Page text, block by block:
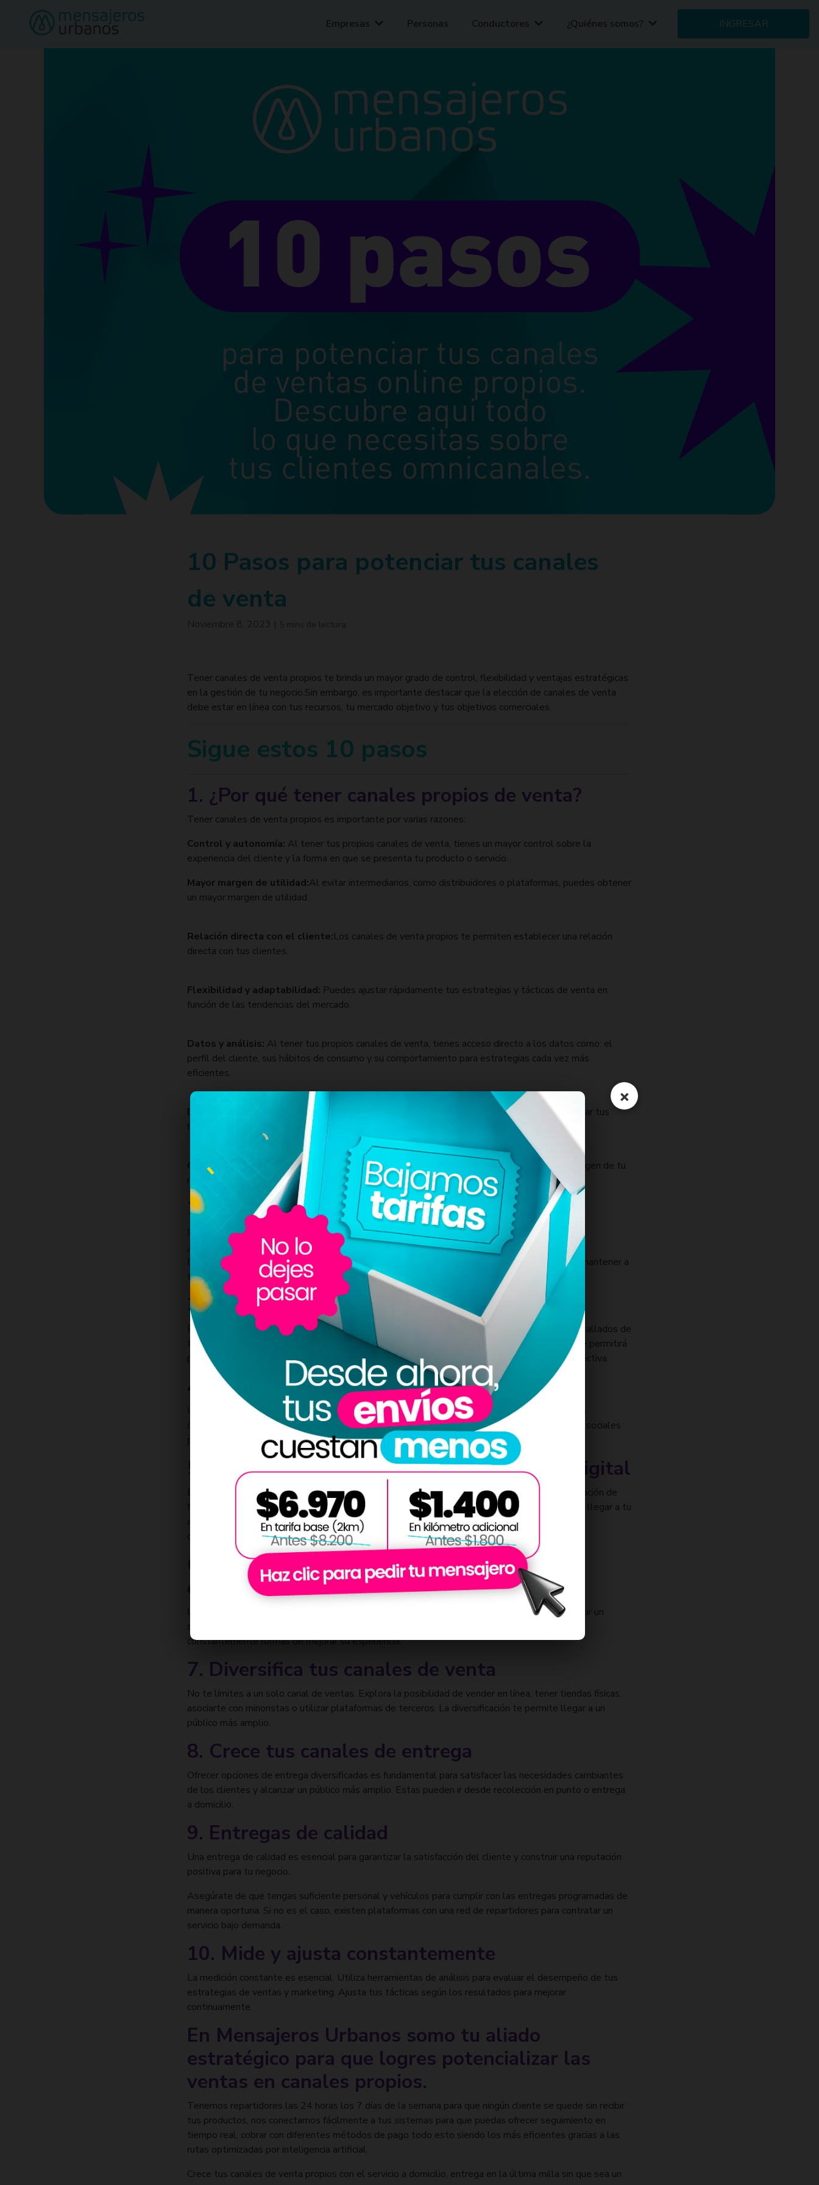
Empresas Personas Conductores ¿Quiénes somos? INGRESAR
10 Pasos para potenciar tus canales
de venta
Tener canales de venta propios te brinda un mayor grado de control, flexibilidad y ventajas estratégicas
en la gestión de tu negocio.Sin embargo, es importante destacar que la elección de canales de venta
debe estar en línea con tus recursos, tu mercado objetivo y tus objetivos comerciales.
Sigue estos 10 pasos
1. ¿Por qué tener canales propios de venta?
Tener canales de venta propios es importante por varias razones:
Control y autonomía: Al tener tus propios canales de venta, tienes un mayor control sobre la
experiencia del cliente y la forma en que se presenta tu producto o servicio.
Mayor margen de utilidad:Al evitar intermediarios, como distribuidores o plataformas, puedes obtener
un mayor margen de utilidad.
Relación directa con el cliente:Los canales de venta propios te permiten establecer una relación
directa con tus clientes.
Flexibilidad y adaptabilidad: Puedes ajustar rápidamente tus estrategias y tácticas de venta en
función de las tendencias del mercado.
Datos y análisis: Al tener tus propios canales de venta, tienes acceso directo a los datos como: el
perfil del cliente, sus hábitos de consumo y su comportamiento para estrategias cada vez más
eficientes.
Diversificación de ingresos: Tener múltiples canales de venta propios, te permite diversificar tus
fuentes de ingresos y reducir la dependencia de un solo canal.
Construcción de marca:Los canales de venta propios te permiten construir y reforzar la imagen de tu
marca de manera coherente en todos los puntos de contacto con el cliente.
2. Define tus metas de crecimiento
Es fundamental que determines claramente tus metas de crecimiento.
¿Cuánto deseas aumentar tus ventas? ¿Cuántos nuevos clientes quieres atraer?
Establecer objetivos específicos, medibles y alcanzables es crucial para medir tu progreso y mantener a
tu equipo enfocado.
3.Conoce a tu audiencia objetivo
Para expandir tus canales de venta, necesitas comprender a quién te diriges. Crea perfiles detallados de
tus clientes ideales, incluyendo datos demográficos, preferencias y comportamientos. Esto te permitirá
personalizar tus estrategias de marketing y mensajes para llegar a tu audiencia de manera efectiva.
4. Mejora tu presencia en línea
Una presencia en línea sólida es esencial en la era digital. Asegúrate de que tu sitio web esté
optimizado, sea fácil de navegar y esté actualizado con contenido relevante. Utiliza las redes sociales
para interactuar con tus clientes y promocionar tus productos o servicios.
5. Desarrolla una estrategia de marketing digital
El marketing digital es una herramienta poderosa. Explora estrategias como el SEO (Optimización de
Motores de Búsqueda) para mejorar la visibilidad en línea, la publicidad en redes sociales para llegar a tu
audiencia y el marketing por correo electrónico para mantener a tus clientes informados y
6. Ofrece una experiencia a tu cliente
excepcional
La satisfacción del cliente es clave para el éxito a largo plazo. Capacita a tu equipo para brindar un
servicio excepcional, resuelve los problemas de los clientes de manera efectiva y busca
constantemente formas de mejorar su experiencia.
7. Diversifica tus canales de venta
No te límites a un solo canal de ventas. Explora la posibilidad de vender en línea, tener tiendas físicas,
asociarte con minoristas o utilizar plataformas de terceros. La diversificación te permite llegar a un
público más amplio.
8. Crece tus canales de entrega
Ofrecer opciones de entrega diversificadas es fundamental para satisfacer las necesidades cambiantes
de los clientes y alcanzar un público más amplio. Estas pueden ir desde recolección en punto o entrega
a domicilio.
9. Entregas de calidad
Una entrega de calidad es esencial para garantizar la satisfacción del cliente y construir una reputación
positiva para tu negocio.
Asegúrate de que tengas suficiente personal y vehículos para cumplir con las entregas programadas de
manera oportuna. Si no es el caso, existen plataformas con una red de repartidores para contratar un
servicio bajo demanda.
10. Mide y ajusta constantemente
La medición constante es esencial. Utiliza herramientas de análisis para evaluar el desempeño de tus
estrategias de ventas y marketing. Ajusta tus tácticas según los resultados para mejorar
continuamente.
En Mensajeros Urbanos somo tu aliado
estratégico para que logres potencializar las
ventas en canales propios.
Tenemos repartidores las 24 horas los 7 días de la semana para que ningún cliente se quede sin recibir
tus productos, nos conectamos fácilmente a tus sistemas para que puedas ofrecer seguimiento en
tiempo real, cobrar con diferentes métodos de pago todo esto siendo los más eficientes gracias a las
rutas optimizadas por inteligencia artificial.
Crece tus canales de venta propios con el servicio a domicilio, entrega en la última milla sin que sea un
×